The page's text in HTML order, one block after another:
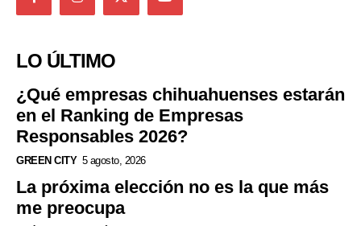
LO ÚLTIMO
¿Qué empresas chihuahuenses estarán
en el Ranking de Empresas
Responsables 2026?
GREEN CITY 5 agosto, 2026
La próxima elección no es la que más
me preocupa